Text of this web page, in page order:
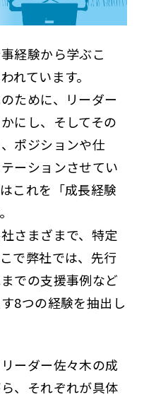
経験から学ぶこ
れています。
ために、リーダー
にし、そしてその
ポジションや仕
ーションさせてい
これを「成長経験
さまざまで、特定
で弊社では、先行
での支援事例など
8つの経験を抽出し
ーダー佐々木の成
、それぞれが具体